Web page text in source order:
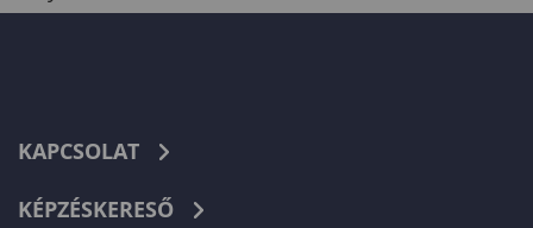
KAPCSOLAT
KÉPZÉSKERESŐ